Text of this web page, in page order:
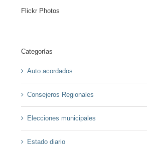
Flickr Photos
Categorías
Auto acordados
Consejeros Regionales
Elecciones municipales
Estado diario